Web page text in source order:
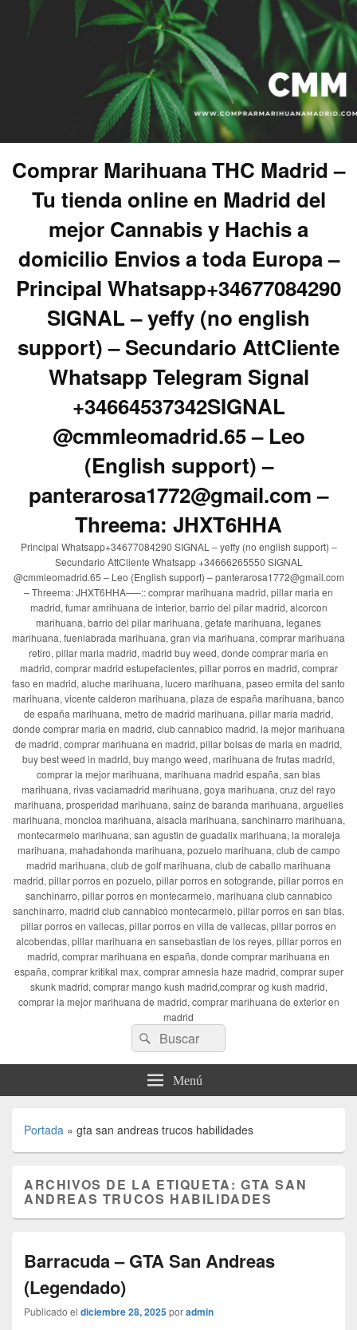
Comprar Marihuana THC Madrid –
Tu tienda online en Madrid del
mejor Cannabis y Hachis a
domicilio Envios a toda Europa –
Principal Whatsapp+34677084290
SIGNAL – yeffy (no english
support) – Secundario AttCliente
Whatsapp Telegram Signal
+34664537342SIGNAL
@cmmleomadrid.65 – Leo
(English support) –
panterarosa1772@gmail.com –
Threema: JHXT6HHA
Principal Whatsapp+34677084290 SIGNAL – yeffy (no english support) –
Secundario AttCliente Whatsapp +34666265550 SIGNAL
@cmmleomadrid.65 – Leo (English support) – panterarosa1772@gmail.com
– Threema: JHXT6HHA—–:: comprar marihuana madrid, pillar maria en
madrid, fumar amrihuana de interior, barrio del pilar madrid, alcorcon
marihuana, barrio del pilar marihuana, getafe marihuana, leganes
marihuana, fuenlabrada marihuana, gran via marihuana, comprar marihuana
retiro, pillar maria madrid, madrid buy weed, donde comprar maria en
madrid, comprar madrid estupefacientes, pillar porros en madrid, comprar
faso en madrid, aluche marihuana, lucero marihuana, paseo ermita del santo
marihuana, vicente calderon marihuana, plaza de españa marihuana, banco
de españa marihuana, metro de madrid marihuana, pillar maria madrid,
donde comprar maria en madrid, club cannabico madrid, la mejor marihuana
de madrid, comprar marihuana en madrid, pillar bolsas de maria en madrid,
buy best weed in madrid, buy mango weed, marihuana de frutas madrid,
comprar la mejor marihuana, marihuana madrid españa, san blas
marihuana, rivas vaciamadrid marihuana, goya marihuana, cruz del rayo
marihuana, prosperidad marihuana, sainz de baranda marihuana, arguelles
marihuana, moncloa marihuana, alsacia marihuana, sanchinarro marihuana,
montecarmelo marihuana, san agustin de guadalix marihuana, la moraleja
marihuana, mahadahonda marihuana, pozuelo marihuana, club de campo
madrid marihuana, club de golf marihuana, club de caballo marihuana
madrid, pillar porros en pozuelo, pillar porros en sotogrande, pillar porros en
sanchinarro, pillar porros en montecarmelo, marihuana club cannabico
sanchinarro, madrid club cannabico montecarmelo, pillar porros en san blas,
pillar porros en vallecas, pillar porros en villa de vallecas, pillar porros en
alcobendas, pillar marihuana en sansebastian de los reyes, pillar porros en
madrid, comprar marihuana en españa, donde comprar marihuana en
españa, comprar kritikal max, comprar amnesia haze madrid, comprar super
skunk madrid, comprar mango kush madrid,comprar og kush madrid,
comprar la mejor marihuana de madrid, comprar marihuana de exterior en
madrid
Buscar
por:
Buscar
Menú
Portada » gta san andreas trucos habilidades
ARCHIVOS DE LA ETIQUETA:GTA SAN
ANDREAS TRUCOS HABILIDADES
Barracuda – GTA San Andreas
(Legendado)
Publicado el diciembre 28, 2025poradmin